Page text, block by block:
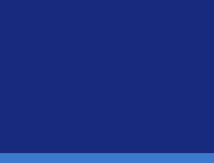
Works